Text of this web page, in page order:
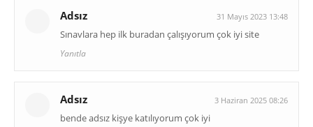
Adsız 31 Mayıs 2023 13:48
Sınavlara hep ilk buradan çalışıyorum çok iyi site
Yanıtla
Adsız 3 Haziran 2025 08:26
bende adsız kişye katılıyorum çok iyi